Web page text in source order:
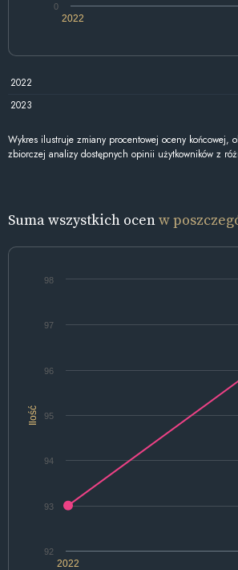
2022
0
2022
2023
Wykres ilustruje zmiany procentowej oceny końcowej,
zbiorczej analizy dostępnych opinii użytkowników z
Suma wszystkich ocenw
Ilość
2022
92
93
94
95
96
97
98